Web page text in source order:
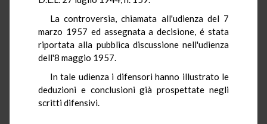
La controversia, chiamata all'udienza del 7
marzo 1957 ed assegnata a decisione, é stata
riportata alla pubblica discussione nell'udienza
dell'8 maggio 1957.
In tale udienza i difensori hanno illustrato le
deduzioni e conclusioni già prospettate negli
scritti difensivi.